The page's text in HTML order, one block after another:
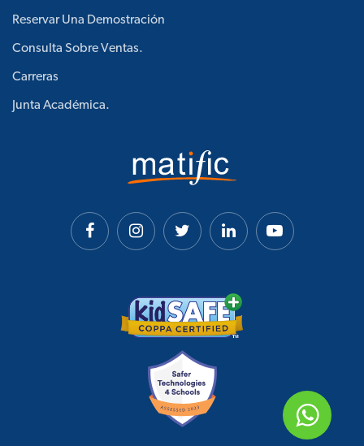
Reservar Una Demostración
Consulta Sobre Ventas.
Carreras
Junta Académica.